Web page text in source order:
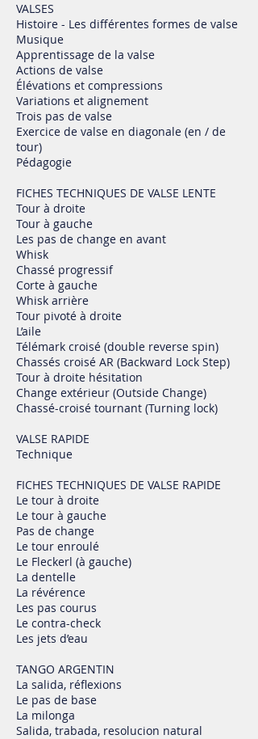
VALSES
Histoire - Les différentes formes de valse
Musique
Apprentissage de la valse
Actions de valse
Élévations et compressions
Variations et alignement
Trois pas de valse
Exercice de valse en diagonale (en / de
tour)
Pédagogie
FICHES TECHNIQUES DE VALSE LENTE
Tour à droite
Tour à gauche
Les pas de change en avant
Whisk
Chassé progressif
Corte à gauche
Whisk arrière
Tour pivoté à droite
L’aile
Télémark croisé (double reverse spin)
Chassés croisé AR (Backward Lock Step)
Tour à droite hésitation
Change extérieur (Outside Change)
Chassé-croisé tournant (Turning lock)
VALSE RAPIDE
Technique
FICHES TECHNIQUES DE VALSE RAPIDE
Le tour à droite
Le tour à gauche
Pas de change
Le tour enroulé
Le Fleckerl (à gauche)
La dentelle
La révérence
Les pas courus
Le contra-check
Les jets d’eau
TANGO ARGENTIN
La salida, réflexions
Le pas de base
La milonga
Salida, trabada, resolucion natural